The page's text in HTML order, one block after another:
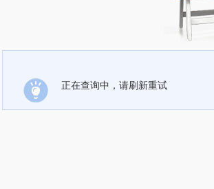
正在查询中，请刷新重试